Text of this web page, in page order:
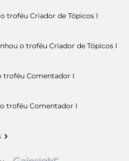
troféu Criador de Tópicos I
o troféu Criador de Tópicos I
troféu Comentador I
troféu Comentador I